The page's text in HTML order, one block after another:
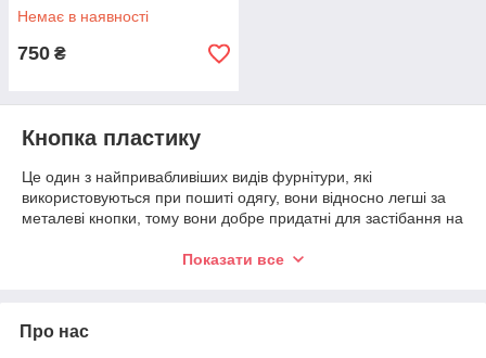
Немає в наявності
750 ₴
Кнопка пластику
Це один з найпривабливіших видів фурнітури, які
використовуються при пошиті одягу, вони відносно легші за
металеві кнопки, тому вони добре придатні для застібання на
під час експлуатації. Основні переваги пластикових кнопок:
деталях, з'єднаних між собою. Одяг з кнопками замість
Показати все
Про нас